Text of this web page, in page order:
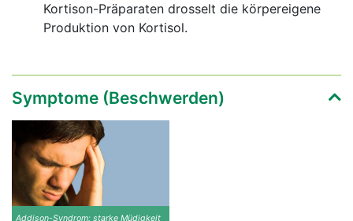
Kortison-Präparaten drosselt die körpereigene
Produktion von Kortisol.
Symptome (Beschwerden)
Addison-Syndrom: starke Müdigkeit